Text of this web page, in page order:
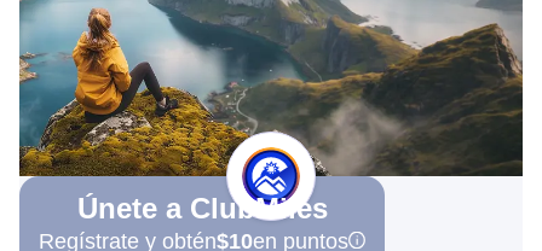
Únete a ClubMiles
Regístrate y obtén$10en puntos